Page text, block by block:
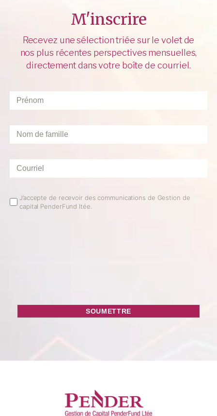
M'inscrire
Recevez une sélection triée sur le volet de
nos plus récentes perspectives mensuelles,
directement dans votre boîte de courriel.
Prénom*
Nom
Courriel*
Email
Opt
J’accepte de recevoir des communications de Gestion de
capital PenderFund ltée.